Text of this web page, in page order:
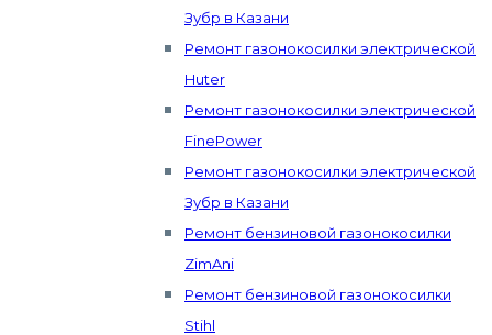
Зубр в Казани
Ремонт газонокосилки электрической
Huter
Ремонт газонокосилки электрической
FinePower
Ремонт газонокосилки электрической
Зубр в Казани
Ремонт бензиновой газонокосилки
ZimAni
Ремонт бензиновой газонокосилки
Stihl